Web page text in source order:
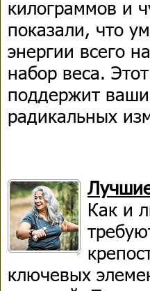
килограммов и
показали, что
энергии всего
набор веса.
поддержит
радикальных
Как и
ключевых